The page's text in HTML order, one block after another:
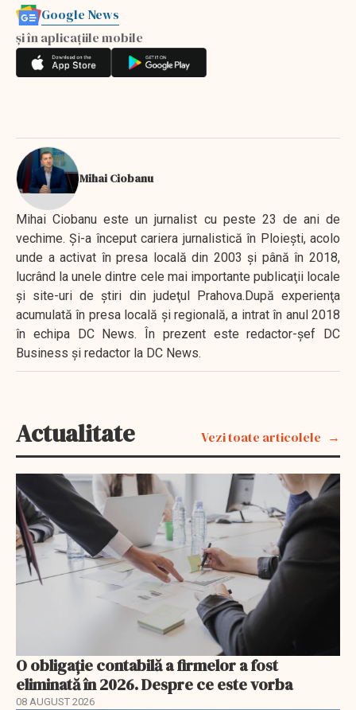
Google News
și în aplicațiile mobile
Mihai Ciobanu
Mihai Ciobanu este un jurnalist cu peste 23 de ani de
vechime. Şi-a început cariera jurnalistică în Ploieşti, acolo
unde a activat în presa locală din 2003 şi până în 2018,
lucrând la unele dintre cele mai importante publicaţii locale
şi site-uri de ştiri din judeţul Prahova.După experienţa
acumulată în presa locală şi regională, a intrat în anul 2018
în echipa DC News. În prezent este redactor-şef DC
Business şi redactor la DC News.
Actualitate Vezi toate articolele
O obligație contabilă a firmelor a fost
eliminată în 2026. Despre ce este vorba
08 AUGUST 2026